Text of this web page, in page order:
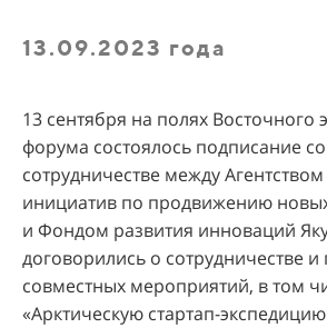
13.09.2023 года
13 сентября на полях Восточного
форума состоялось подписание
сотрудничестве между Агентством
инициатив по продвижению
и Фондом развития инноваций
договорились о сотрудничестве
совместных мероприятий, в том
«Арктическую стартап-